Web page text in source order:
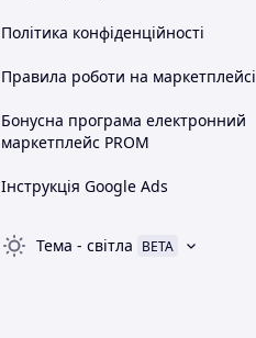
Політика конфіденційності
Правила роботи на маркетплейсі
Бонусна програма електронний
маркетплейс PROM
Інструкція Google Ads
Тема - світла BETA